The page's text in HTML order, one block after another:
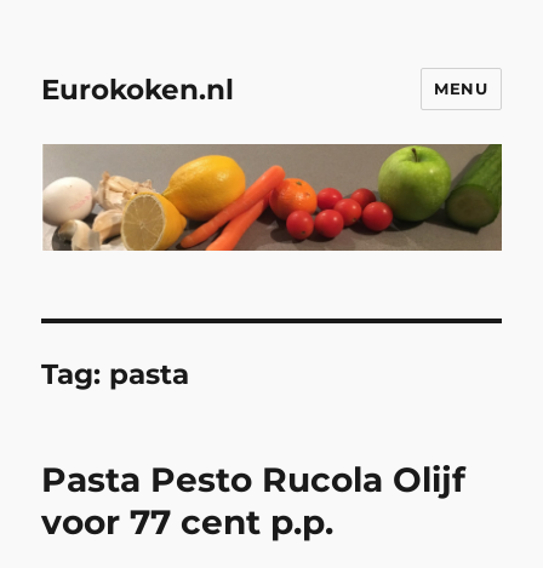
Eurokoken.nl MENU
Tag: pasta
Pasta Pesto Rucola Olijf
voor 77 cent p.p.